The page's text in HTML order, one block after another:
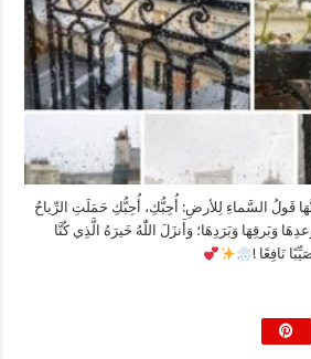
قَولُ السَّماءِ لِلأرضِ: أُحِبُّكِ، أُحِبُّكِ حَمَلَتِ الرِّياحُ
وَبَرقِهَا وَبَرَدِهَا؛ وَأَنزَلَ اللّٰهُ خَيرَهُ الَّذِي كُنَّا
نَافِعًا !